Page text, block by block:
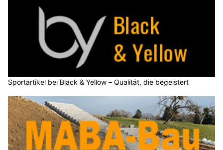
Sportartikel bei Black & Yellow – Qualität, die begeistert